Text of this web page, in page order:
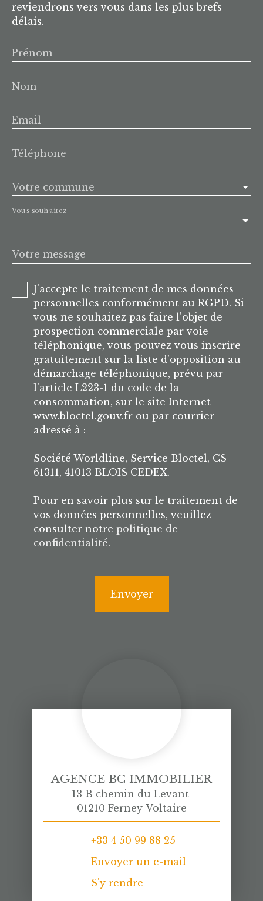
reviendrons vers vous dans les plus brefs
délais.
Prénom
Nom
Email
Téléphone
Votre commune
-
Vous souhaitez
Votre message
J'accepte le traitement de mes données
personnelles conformément au RGPD. Si
vous ne souhaitez pas faire l'objet de
prospection commerciale par voie
téléphonique, vous pouvez vous inscrire
gratuitement sur la liste d'opposition au
démarchage téléphonique, prévu par
l'article L223-1 du code de la
consommation, sur le site Internet
www.bloctel.gouv.fr ou par courrier
adressé à :
Société Worldline, Service Bloctel, CS
61311, 41013 BLOIS CEDEX.
Pour en savoir plus sur le traitement de
vos données personnelles, veuillez
consulter notre politique de
confidentialité.
Envoyer
AGENCE BC IMMOBILIER
13 B chemin du Levant
01210 Ferney Voltaire
+33 4 50 99 88 25
Envoyer un e-mail
S'y rendre